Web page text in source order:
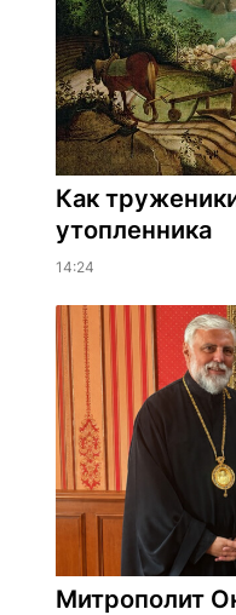
Как
утопленника
14:24
Митрополит